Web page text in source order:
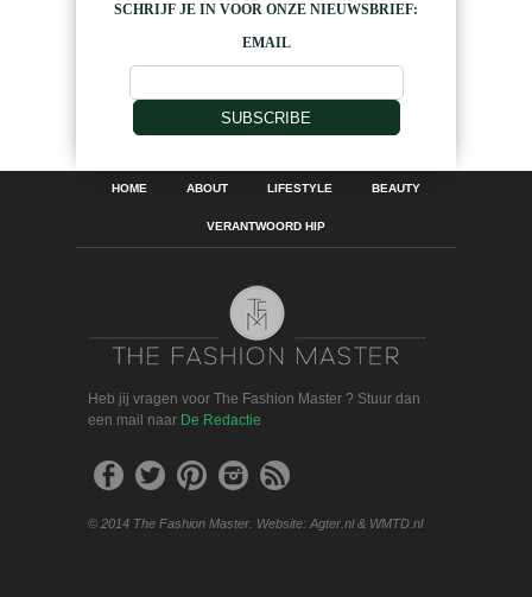
SCHRIJF JE IN VOOR ONZE NIEUWSBRIEF:
EMAIL
SUBSCRIBE
HOME ABOUT LIFESTYLE BEAUTY
VERANTWOORD HIP
Heb jij vragen voor The Fashion Master ? Stuur dan
een mail naar De Redactie
© 2014 The Fashion Master. Website: Agter.nl & WMTD.nl